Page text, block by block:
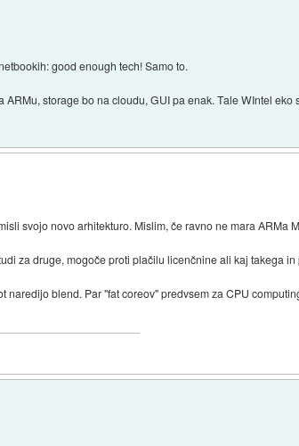
good enough tech! Samo to.
storage bo na cloudu, GUI pa enak. Tale WIntel
svojo novo arhitekturo. Mislim, če ravno ne mara ARMa
za druge, mogoče proti plačilu licenčnine ali kaj takega in
blend. Par "fat coreov" predvsem za CPU